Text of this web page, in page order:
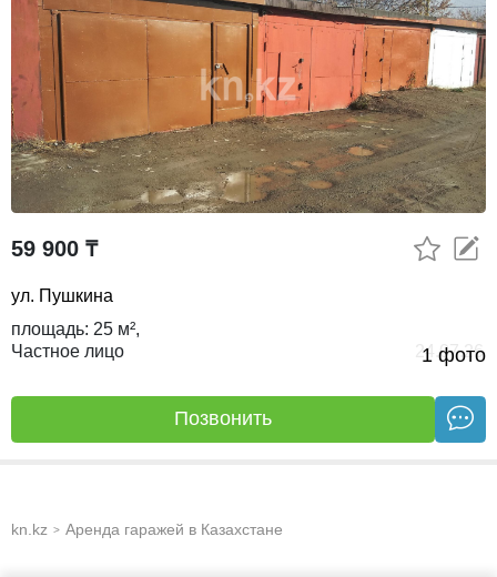
1 фото
59 900 ₸
ул. Пушкина
площадь: 25 м²,
Частное лицо
24.07.26
Позвонить
kn.kz > Аренда гаражей в Казахстане